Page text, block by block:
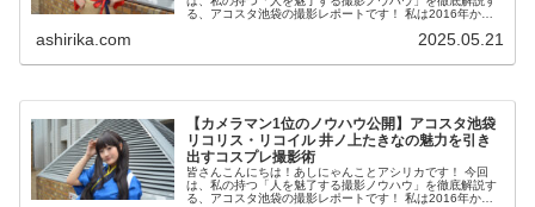
る、アコスタ池袋の撮影レポートです！ 私は2016年から
ashirika.com 2025.05.21
【カメラマン1位のノウハウ公開】アコスタ池袋
リコリス・リコイル 井ノ上たきなの魅力を引き
出すコスプレ撮影術
皆さんこんにちは！あしにゃんことアシリカです！ 今回
は、私の持つ「人を魅了する撮影ノウハウ」を徹底解説す
る、アコスタ池袋の撮影レポートです！ 私は2016年から